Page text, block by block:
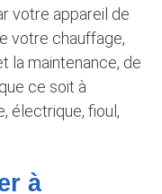
votre appareil de
votre chauffage,
la maintenance, de
ce soit à
électrique, fioul,
à